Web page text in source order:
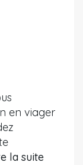
en viager
la suite